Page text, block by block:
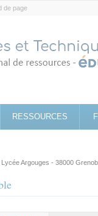
de page
RESSOURCES
Lycée Argouges - 38000